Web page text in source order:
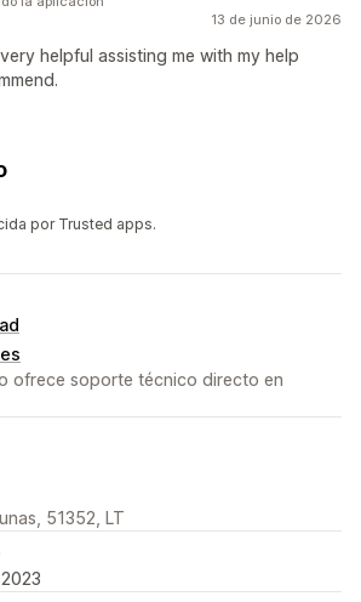
13 de junio de 2026
helpful assisting me with my help
por Trusted apps.
ofrece soporte técnico directo en
51352, LT